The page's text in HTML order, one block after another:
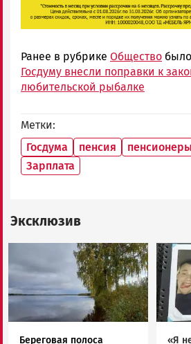
Ранее в рубрике Общество
Госдуму внесли поправки к
любительской рыбалке
Метки
Госдума
пенсия
пенсионеры
Зарплата
Эксклюзив
Береговая полоса
Image
«Я